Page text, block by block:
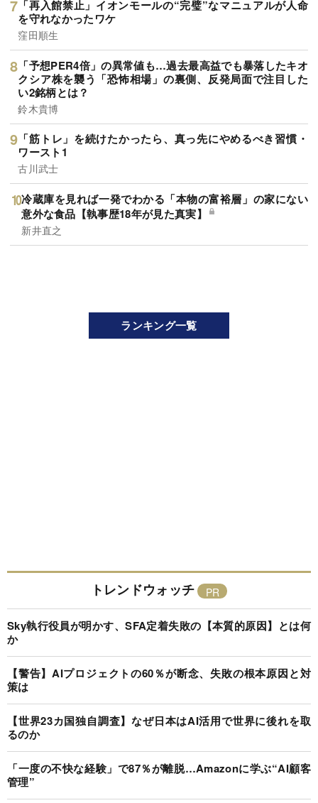
「再入館禁止」イオンモールの“完璧”なマニュアルが人命
を守れなかったワケ
窪田順生
「予想PER4倍」の異常値も…過去最高益でも暴落したキオ
クシア株を襲う「恐怖相場」の裏側、反発局面で注目した
い2銘柄とは？
鈴木貴博
「筋トレ」を続けたかったら、真っ先にやめるべき習慣・
ワースト1
古川武士
冷蔵庫を見れば一発でわかる「本物の富裕層」の家にない
意外な食品【執事歴18年が見た真実】
新井直之
ランキング一覧
トレンドウォッチ
Sky執行役員が明かす、SFA定着失敗の【本質的原因】とは何
か
【警告】AIプロジェクトの60％が断念、失敗の根本原因と対
策は
【世界23カ国独自調査】なぜ日本はAI活用で世界に後れを取
るのか
「一度の不快な経験」で87％が離脱…Amazonに学ぶ“AI顧客
管理”